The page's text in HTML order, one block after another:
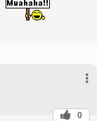
0